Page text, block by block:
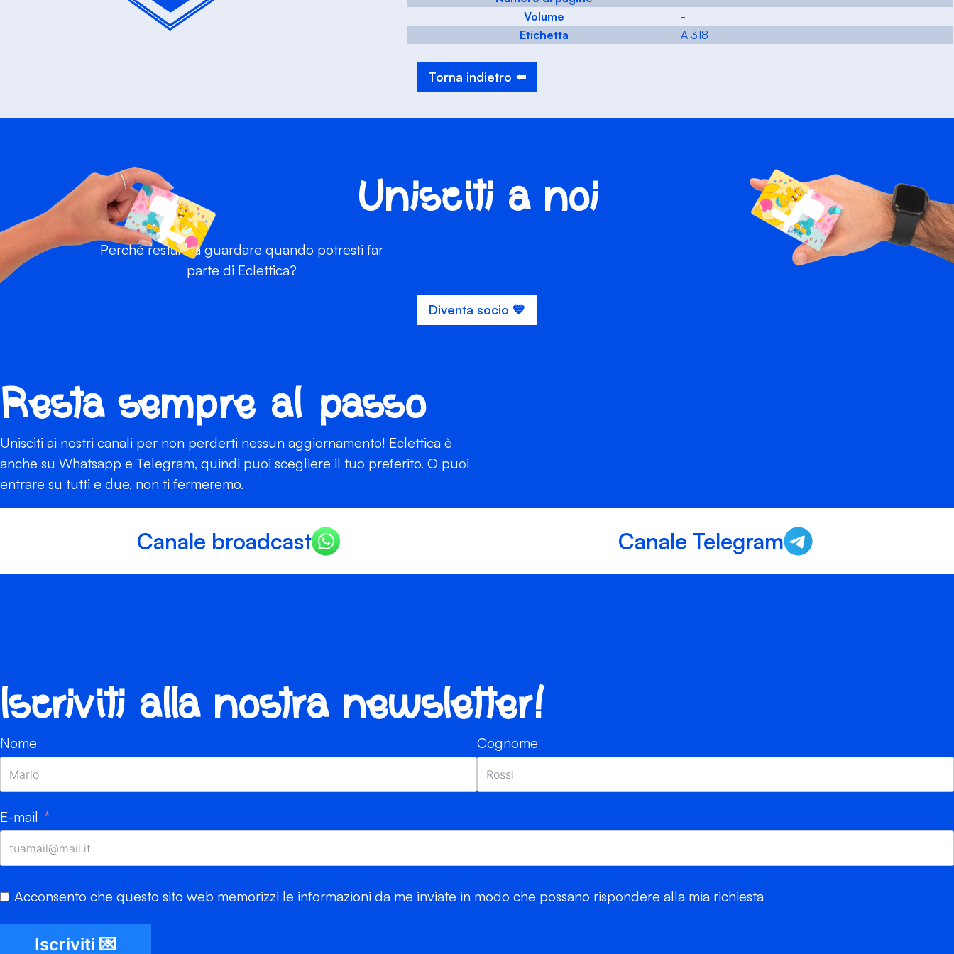
Volume
-
Etichetta
A 318
Torna indietro ⬅️
Unisciti a noi
Perché restare a guardare quando potresti far
parte di Eclettica?
Diventa socio 💙
Resta sempre al passo
Unisciti ai nostri canali per non perderti nessun aggiornamento! Eclettica è
anche su Whatsapp e Telegram, quindi puoi scegliere il tuo preferito. O puoi
entrare su tutti e due, non ti fermeremo.
Canale broadcast Canale Telegram
Iscriviti alla nostra newsletter!
Nome Cognome
E-mail
Acconsento che questo sito web memorizzi le informazioni da me inviate in modo che possano rispondere alla mia richiesta
Iscriviti 💌